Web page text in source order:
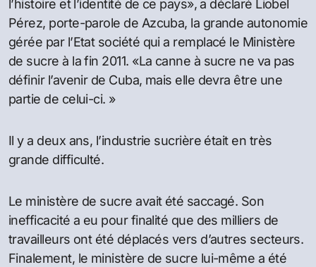
l’histoire et l’identité de ce pays», a déclaré Liobel
Pérez, porte-parole de Azcuba, la grande autonomie
gérée par l’Etat société qui a remplacé le Ministère
de sucre à la fin 2011. «La canne à sucre ne va pas
définir l’avenir de Cuba, mais elle devra être une
partie de celui-ci. »
Il y a deux ans, l’industrie sucrière était en très
grande difficulté.
Le ministère de sucre avait été saccagé. Son
inefficacité a eu pour finalité que des milliers de
travailleurs ont été déplacés vers d’autres secteurs.
Finalement, le ministère de sucre lui-même a été